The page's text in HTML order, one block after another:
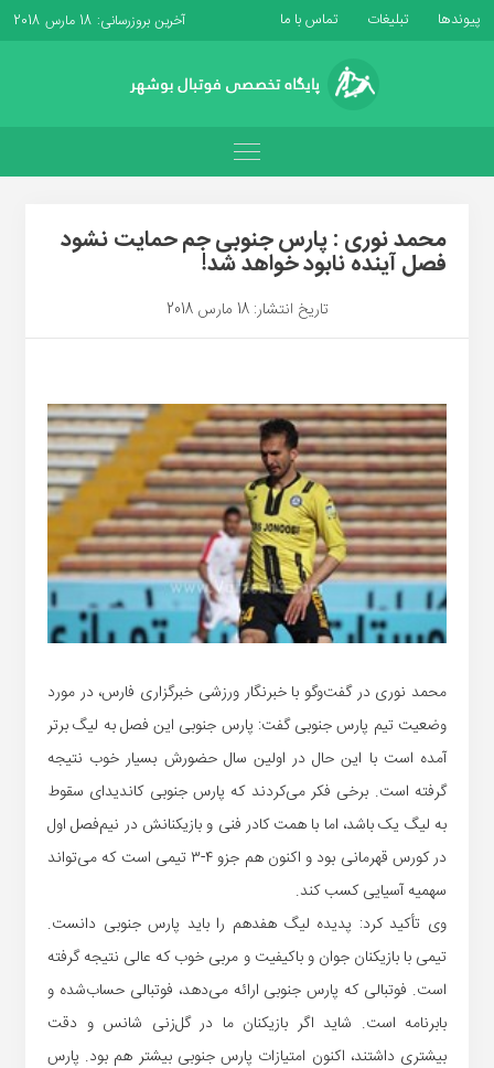
پیوندها تبلیغات تماس با ما آخرین بروزرسانی: 18 مارس 2018
محمد نوری : پارس جنوبی جم حمایت نشود
فصل آینده نابود خواهد شد!
تاریخ انتشار: 18 مارس 2018
محمد نوری در گفت‌وگو با خبرنگار ورزشی خبرگزاری فارس، در مورد
وضعیت تیم پارس جنوبی گفت: پارس جنوبی این فصل به لیگ برتر
آمده است با این حال در اولین سال حضورش بسیار خوب نتیجه
گرفته است. برخی فکر می‌کردند که پارس جنوبی کاندیدای سقوط
به لیگ یک باشد، اما با همت کادر فنی و بازیکنانش در نیم‌فصل اول
در کورس قهرمانی بود و اکنون هم جزو ۴-۳ تیمی است که می‌تواند
سهمیه آسیایی کسب کند.
وی تأکید کرد: پدیده لیگ هفدهم را باید پارس جنوبی دانست.
تیمی با بازیکنان جوان و باکیفیت و مربی خوب که عالی نتیجه گرفته
است. فوتبالی که پارس جنوبی ارائه می‌دهد، فوتبالی حساب‌شده و
بابرنامه است. شاید اگر بازیکنان ما در گل‌زنی شانس و دقت
بیشتری داشتند، اکنون امتیازات پارس جنوبی بیشتر هم بود. پارس